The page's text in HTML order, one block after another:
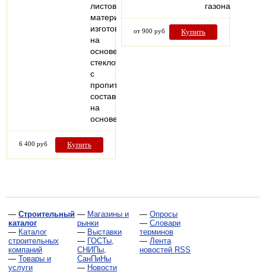
листовой
материал,
изготовленный
на
основе
стеклоткани
c
пропиточным
составом
на
основе…
6 400 руб Купить
газона
от 900 руб Купить
— Строительный
каталог
— Каталог
строительных
компаний
— Товары и
услуги
— Магазины и
рынки
— Выставки
— ГОСТы,
СНИПы,
СанПиНы
— Новости
— Опросы
— Словари
терминов
— Лента
новостей RSS